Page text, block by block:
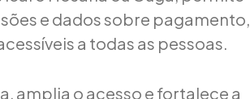
e dados sobre pagamento,
a todas as pessoas.
amplia o acesso e fortalece a